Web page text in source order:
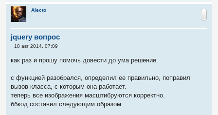
и
е
Alecto
jquery вопрос
С
б
н
и
18 авг 2014, 07:09
как раз и прошу помочь довести до ума решение.
с функцией разобрался, определил ее правильно, поправил
вызов класса, с которым она работает.
теперь все изображения масштибруются корректно.
ббкод составил следующим образом: